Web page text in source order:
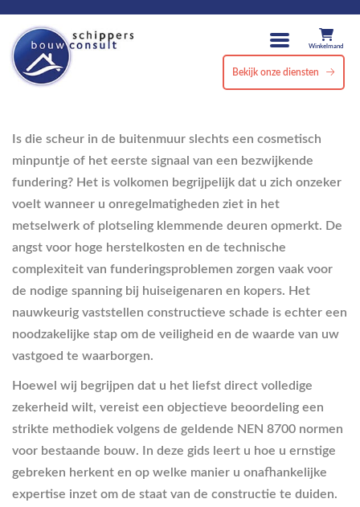
Winkelmand
Bekijk onze diensten
Is die scheur in de buitenmuur slechts een cosmetisch
minpuntje of het eerste signaal van een bezwijkende
fundering? Het is volkomen begrijpelijk dat u zich onzeker
voelt wanneer u onregelmatigheden ziet in het
metselwerk of plotseling klemmende deuren opmerkt. De
angst voor hoge herstelkosten en de technische
complexiteit van funderingsproblemen zorgen vaak voor
de nodige spanning bij huiseigenaren en kopers. Het
nauwkeurig vaststellen constructieve schade is echter een
noodzakelijke stap om de veiligheid en de waarde van uw
vastgoed te waarborgen.
Hoewel wij begrijpen dat u het liefst direct volledige
zekerheid wilt, vereist een objectieve beoordeling een
strikte methodiek volgens de geldende NEN 8700 normen
voor bestaande bouw. In deze gids leert u hoe u ernstige
gebreken herkent en op welke manier u onafhankelijke
expertise inzet om de staat van de constructie te duiden.